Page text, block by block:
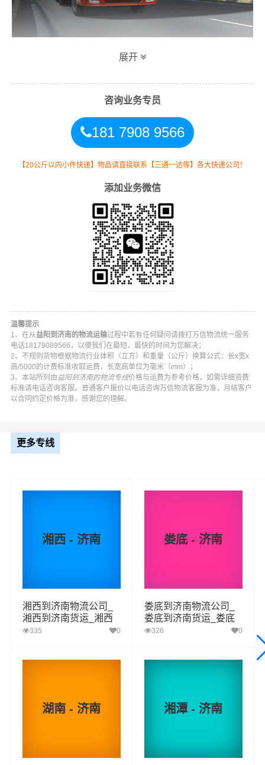
同时，为了方便广大客户从益阳物流到济南的不同运输时
效和物流成本要求，万信特推出益阳到济南物流
方式，以此来降低从广东益阳到济南的物流专线运输成
本，提高由益阳发货到济南的物流效率，以便为新老客户
提供更加优质完善的一站式从益阳到山东济南的物流门到
万信益阳到济南物流公司平台优势
势的物流网络资源，依靠历下区,中区,槐荫区,天桥区,历城
区,长清区,章丘区,济阳区,莱芜区,钢城区,平阴县,商河县为转
高了货物流通效率。公司秉承优质服务的核心价值观，将
益阳-济南 起步价格 体积报价 运输时效
资阳区,赫山区,南县,桃江县,安化县,沅江
展开
咨询业务专员
181 7908 9566
【20公斤以内小件快递】物品请直接联系【三通一达等】各大快递公司！
添加业务微信
温馨提示
1、在从 益阳到济南的物流运输过程中若有任何疑问请拨打万信物流统一服务
电话18179089566，以便我们在最短，最快的时间为您解决；
2、不规则货物根据物流行业体积（立方）和重量（公斤）换算公式：长x宽x
高/5000的计费标准收取运费，长宽高单位为毫米（mm）；
3、本站所列由 益阳到济南的物流专线价格与运费为参考价格，如需详细资费
标准请电话咨询客服。普通客户报价以电话咨询万信物流客服为准，月结客户
以合同约定价格为准，感谢您的理解。
更多专线
湘西 - 济南
湘西到济南物流公司_
湘西到济南货运_湘西
至济南物流专线
335 0
娄底 - 济南
娄底到济南物流公司_
娄底到济南货运_娄底
至济南物流专线
326 0
湖南 - 济南 湘潭 - 济南